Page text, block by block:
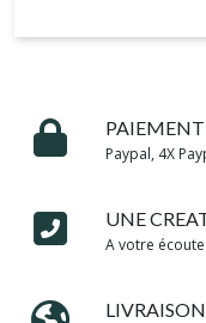
PAIEMENT
Paypal, 4X
UNE
A votre